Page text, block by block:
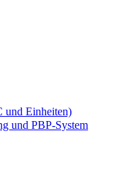
und Einheiten)
und PBP-System